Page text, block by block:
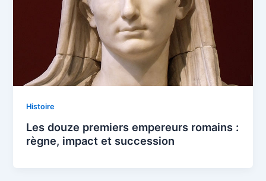
Histoire
Les douze premiers empereurs romains :
règne, impact et succession